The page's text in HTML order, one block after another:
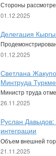
Стороны
01.12.2025
Делегация
01.12.2025
Светлана
Минтруда
Министр труда
26.11.2025
Руслан
интеграции
Объем внешней
21.11.2025